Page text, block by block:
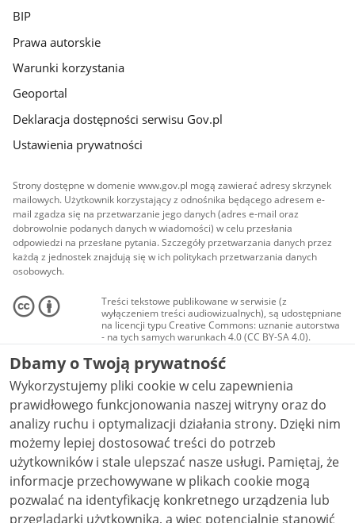
BIP
Prawa autorskie
Warunki korzystania
Geoportal
Deklaracja dostępności serwisu Gov.pl
Ustawienia prywatności
Strony dostępne w domenie www.gov.pl mogą zawierać adresy skrzynek
mailowych. Użytkownik korzystający z odnośnika będącego adresem e-
mail zgadza się na przetwarzanie jego danych (adres e-mail oraz
dobrowolnie podanych danych w wiadomości) w celu przesłania
odpowiedzi na przesłane pytania. Szczegóły przetwarzania danych przez
każdą z jednostek znajdują się w ich politykach przetwarzania danych
osobowych.
Treści tekstowe publikowane w serwisie (z
wyłączeniem treści audiowizualnych), są udostępniane
na licencji typu Creative Commons: uznanie autorstwa
- na tych samych warunkach 4.0 (CC BY-SA 4.0).
Materiały audiowizualne, w tym zdjęcia, materiały
audio i wideo, są udostępniane na licencji typu
Creative Commons: uznanie autorstwa użycie
niekomercyjne - bez utworów zależnych 4.0 (CC BY-
NC-ND 4.0), o ile nie jest to stwierdzone inaczej.
Dbamy o Twoją prywatność
Wykorzystujemy pliki cookie w celu zapewnienia
prawidłowego funkcjonowania naszej witryny oraz do
analizy ruchu i optymalizacji działania strony. Dzięki nim
możemy lepiej dostosować treści do potrzeb
użytkowników i stale ulepszać nasze usługi. Pamiętaj, że
informacje przechowywane w plikach cookie mogą
pozwalać na identyfikację konkretnego urządzenia lub
przeglądarki użytkownika, a więc potencjalnie stanowić